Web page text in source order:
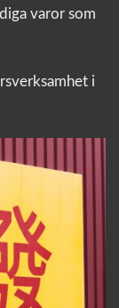
varor som
i